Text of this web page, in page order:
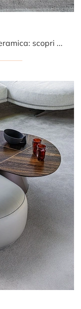
Complementi design e tavolini in ceramica: scopri di più sul modello Bishop di Cattelan Italia e potrai arricchire i tuoi spazi.